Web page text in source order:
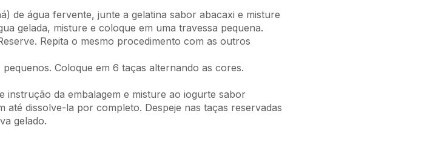
de água fervente, junte a gelatina sabor abacaxi e misture
gelada, misture e coloque em uma travessa pequena.
Repita o mesmo procedimento com as outros
Coloque em 6 taças alternando as cores.
instrução da embalagem e misture ao iogurte sabor
até dissolve-la por completo. Despeje nas taças reservadas
gelado.